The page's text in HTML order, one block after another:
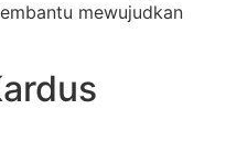
mewujudkan